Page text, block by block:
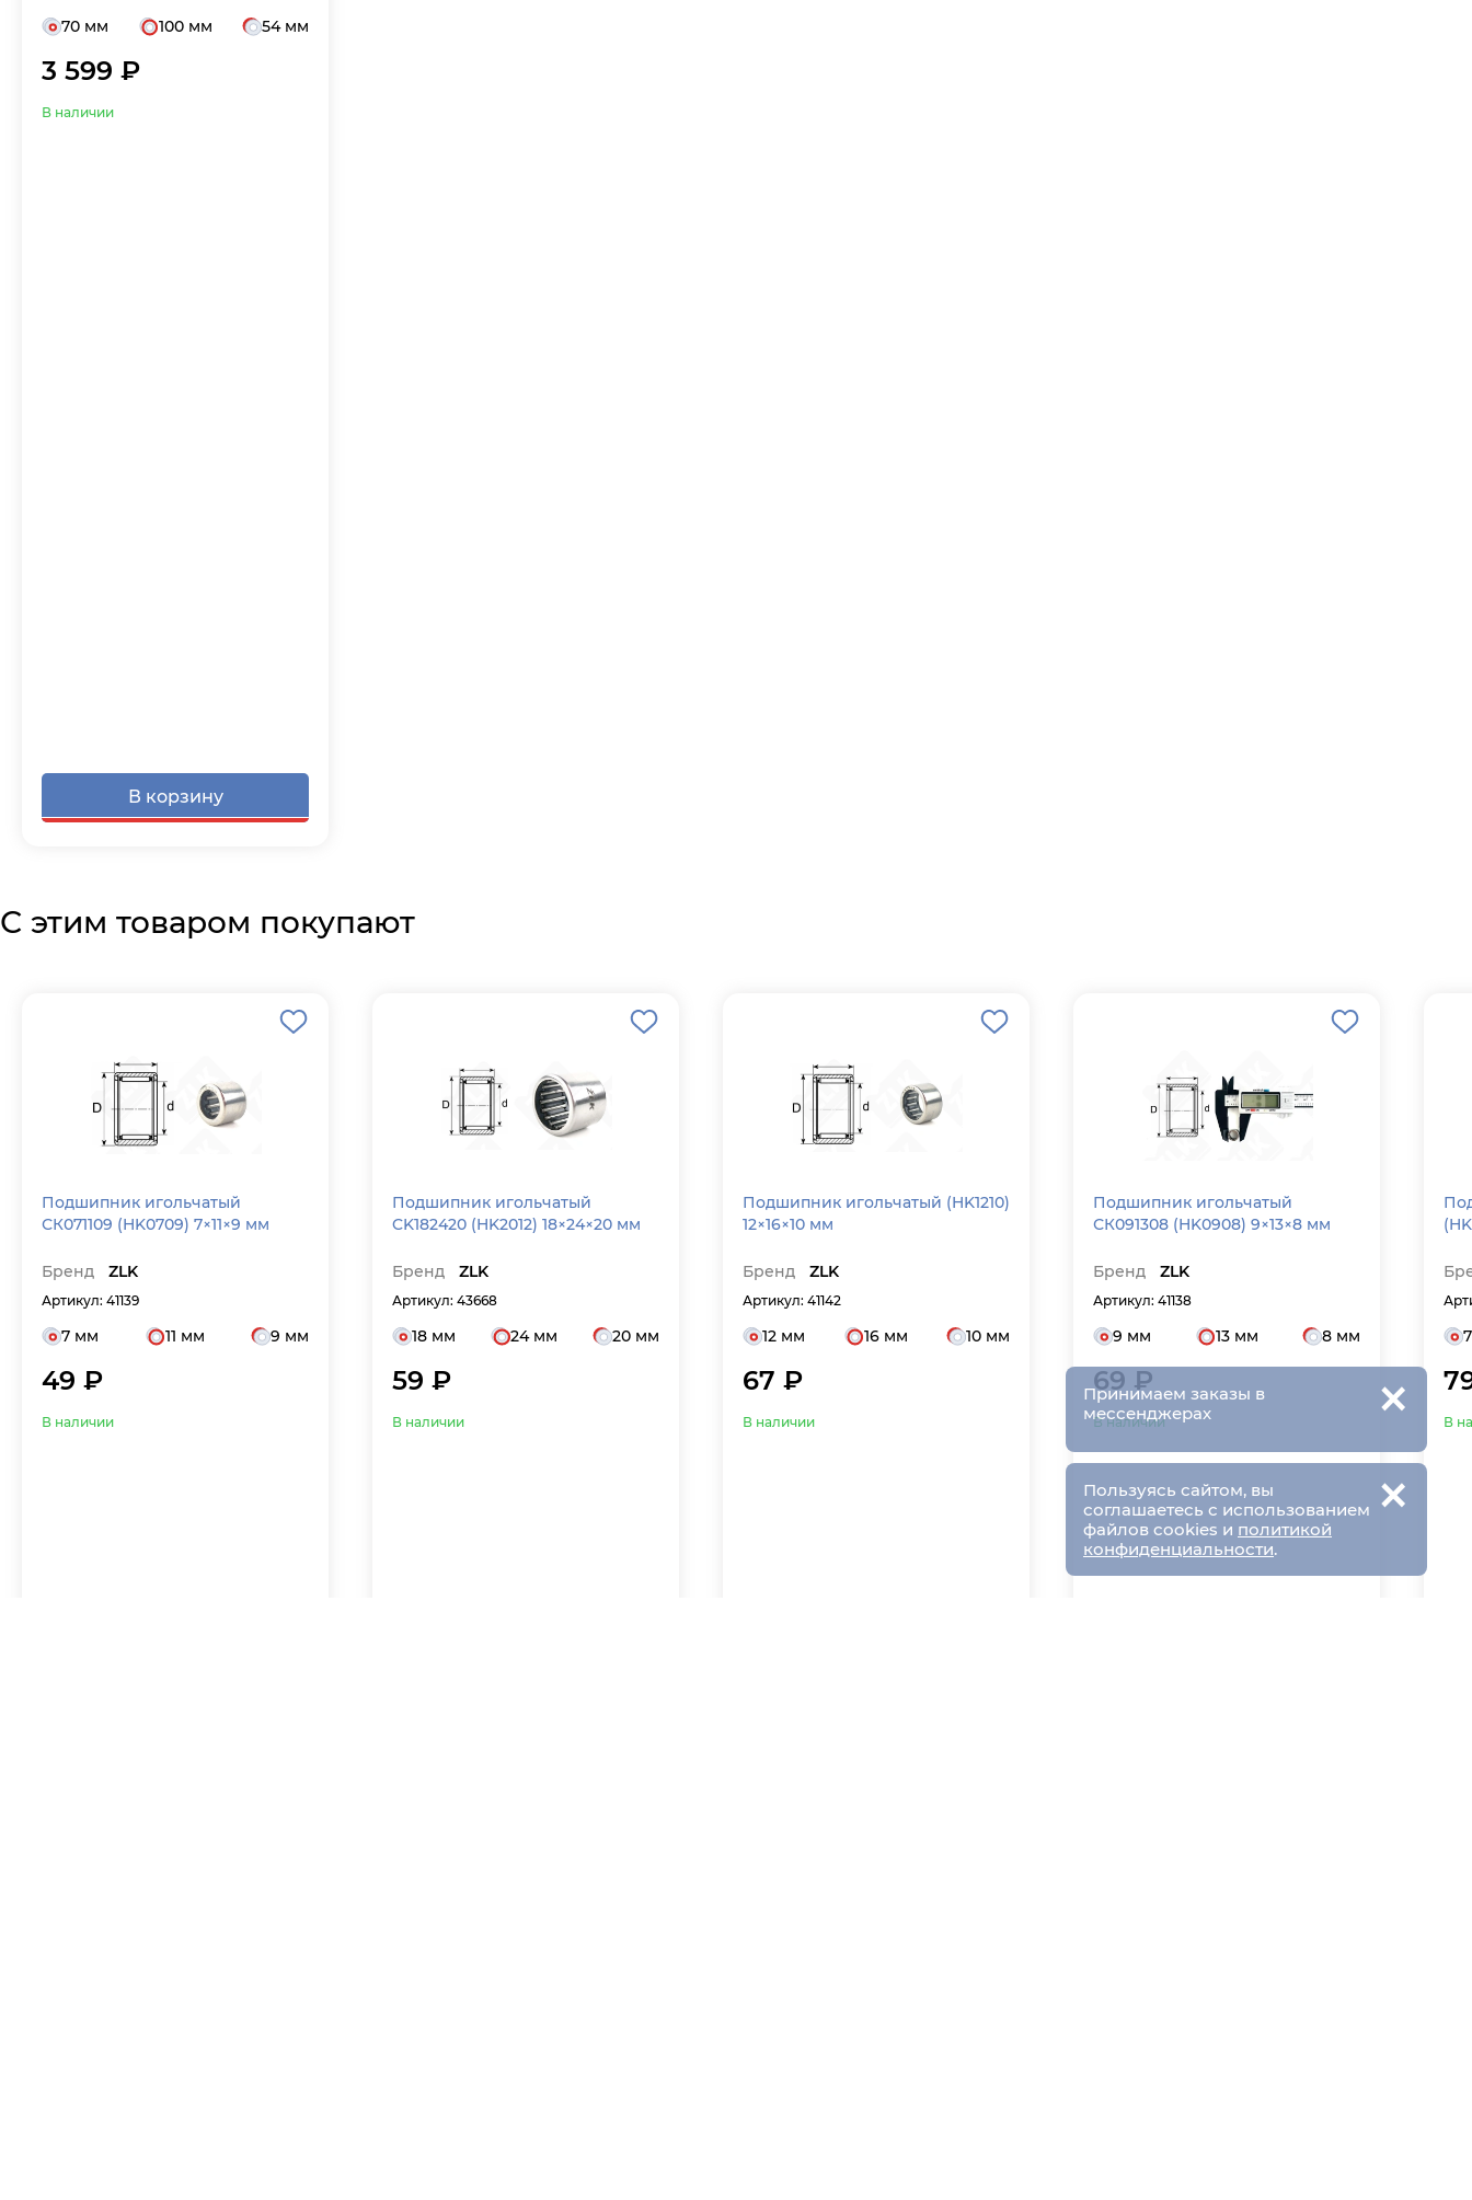
70 мм 100 мм 54 мм
3 599 ₽
В наличии
В корзину
С этим товаром покупают
Подшипник игольчатый
СК071109 (HK0709) 7×11×9 мм
Бренд ZLK
Артикул: 41139
7 мм 11 мм 9 мм
49 ₽
В наличии
Подшипник игольчатый
CK182420 (HK2012) 18×24×20 мм
Бренд ZLK
Артикул: 43668
18 мм 24 мм 20 мм
59 ₽
В наличии
Подшипник игольчатый (HK1210)
12×16×10 мм
Бренд ZLK
Артикул: 41142
12 мм 16 мм 10 мм
67 ₽
В наличии
Подшипник игольчатый
СК091308 (HK0908) 9×13×8 мм
Бренд ZLK
Артикул: 41138
9 мм 13 мм 8 мм
69 ₽
В наличии В
Пользуясь сайтом, вы
соглашаетесь с использованием
файлов cookies и политикой
конфиденциальности.
×
Принимаем заказы в
мессенджерах
×